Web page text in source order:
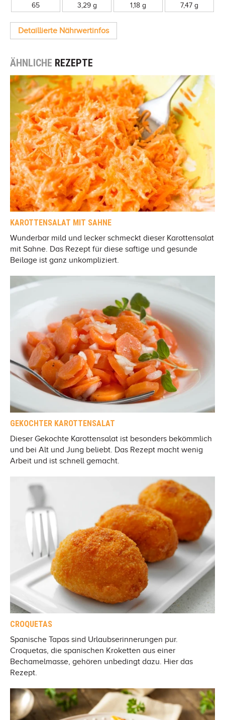
65
3,29 g
1,18 g
7,47 g
Detaillierte Nährwertinfos
ÄHNLICHE REZEPTE
KAROTTENSALAT MIT SAHNE
Wunderbar mild und lecker schmeckt dieser Karottensalat
mit Sahne. Das Rezept für diese saftige und gesunde
Beilage ist ganz unkompliziert.
GEKOCHTER KAROTTENSALAT
Dieser Gekochte Karottensalat ist besonders bekömmlich
und bei Alt und Jung beliebt. Das Rezept macht wenig
Arbeit und ist schnell gemacht.
CROQUETAS
Spanische Tapas sind Urlaubserinnerungen pur.
Croquetas, die spanischen Kroketten aus einer
Bechamelmasse, gehören unbedingt dazu. Hier das
Rezept.